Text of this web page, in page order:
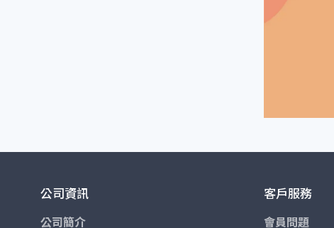
公司資訊
公司簡介
客戶服務
會員問題